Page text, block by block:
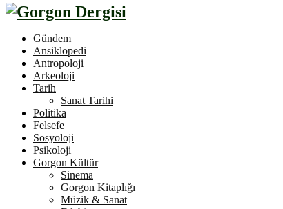
Gündem
Ansiklopedi
Antropoloji
Arkeoloji
Tarih
Sanat Tarihi
Politika
Felsefe
Sosyoloji
Psikoloji
Gorgon Kültür
Sinema
Gorgon Kitaplığı
Müzik & Sanat